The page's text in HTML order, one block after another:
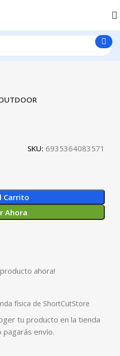
SKU:6935364083571
Carrito
Ahora
ahora!
física de ShortCutStore
tu producto en la tienda
pagarás envío.